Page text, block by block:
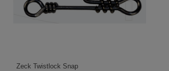
Zeck Twistlock Snap